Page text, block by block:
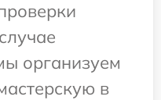
организуем
в